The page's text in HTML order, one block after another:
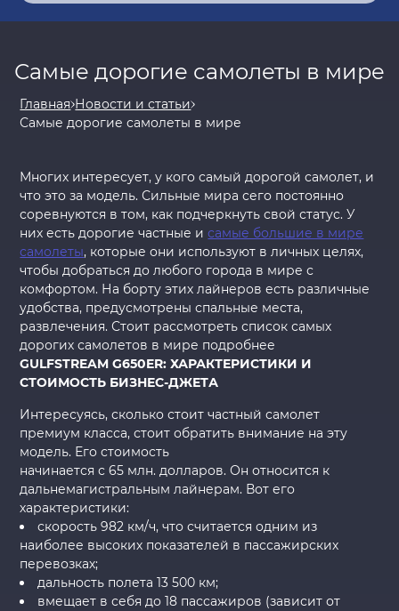
Самые дорогие самолеты в мире
Главная Новости и статьи
Самые дорогие самолеты в мире
Многих интересует, у кого самый дорогой самолет, и
что это за модель. Сильные мира сего постоянно
соревнуются в том, как подчеркнуть свой статус. У
них есть дорогие частные исамые большие в мире
самолеты, которые они используют в личных целях,
чтобы добраться до любого города в мире с
комфортом. На борту этих лайнеров есть различные
удобства, предусмотрены спальные места,
развлечения. Стоит рассмотреть список самых
дорогих самолетов в мире подробнее
GULFSTREAM G650ER: ХАРАКТЕРИСТИКИ И
СТОИМОСТЬ БИЗНЕС-ДЖЕТА
Интересуясь, сколько стоит частный самолет
премиум класса, стоит обратить внимание на эту
модель. Его стоимость
начинается с 65 млн. долларов. Он относится к
дальнемагистральным лайнерам. Вот его
характеристики:
скорость 982 км/ч, что считается одним из
наиболее высоких показателей в пассажирских
перевозках;
дальность полета 13 500 км;
вмещает в себя до 18 пассажиров (зависит от